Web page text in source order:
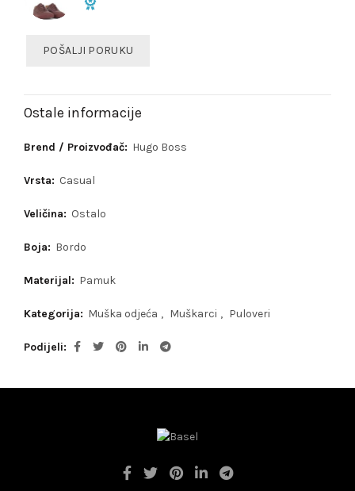
POŠALJI PORUKU
Ostale informacije
Brend / Proizvođač: Hugo Boss
Vrsta: Casual
Veličina: Ostalo
Boja: Bordo
Materijal: Pamuk
Kategorija: Muška odjeća , Muškarci , Puloveri
Podijeli